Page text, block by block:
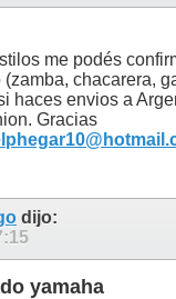
me podés
chacarera,
haces envios a
Gracias
dijo:
yamaha